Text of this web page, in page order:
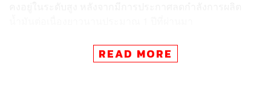
อย่างไรก็ดี ในที่ประชุมของ OPEC+ เริ่มมีสัญญาณเชิงลบ
(Negative) ออกมาด้วย โดยหลังจากมีการขยายการต่ออายุ
READ MORE